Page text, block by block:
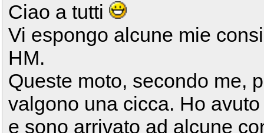
Ciao a tutti
Vi espongo alcune mie
HM.
Queste moto, secondo me,
valgono una cicca. Ho
e sono arrivato ad alcune